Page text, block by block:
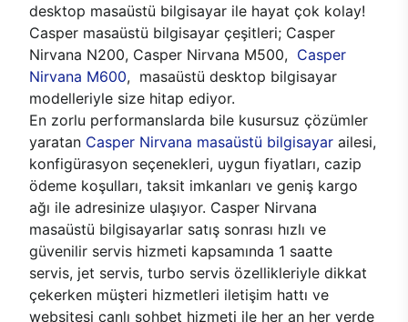
desktop masaüstü bilgisayar ile hayat çok kolay!
Casper masaüstü bilgisayar çeşitleri; Casper
Nirvana N200, Casper Nirvana M500, Casper
Nirvana M600, masaüstü desktop bilgisayar
modelleriyle size hitap ediyor.
En zorlu performanslarda bile kusursuz çözümler
yaratan Casper Nirvana masaüstü bilgisayar ailesi,
konfigürasyon seçenekleri, uygun fiyatları, cazip
ödeme koşulları, taksit imkanları ve geniş kargo
ağı ile adresinize ulaşıyor. Casper Nirvana
masaüstü bilgisayarlar satış sonrası hızlı ve
güvenilir servis hizmeti kapsamında 1 saatte
servis, jet servis, turbo servis özellikleriyle dikkat
çekerken müşteri hizmetleri iletişim hattı ve
websitesi canlı sohbet hizmeti ile her an her yerde